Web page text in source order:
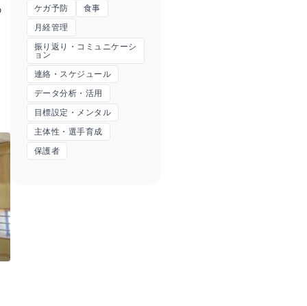
ケガ予防
食事
月経管理
振り返り・コミュニケーシ
ョン
連絡・スケジュール
データ分析・活用
目標設定・メンタル
主体性・選手育成
保護者